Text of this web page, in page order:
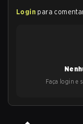
Login para
Faça login e